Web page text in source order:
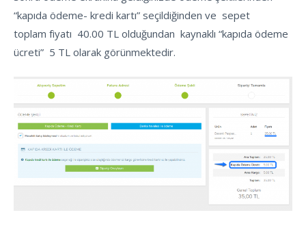
“kapıda ödeme- kredi kartı” seçildiğinden ve sepet
toplam fiyatı 40.00 TL olduğundan kaynaklı “kapıda ödeme
ücreti” 5 TL olarak görünmektedir.